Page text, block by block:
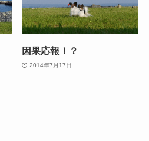
因果応報！？
2014年7月17日